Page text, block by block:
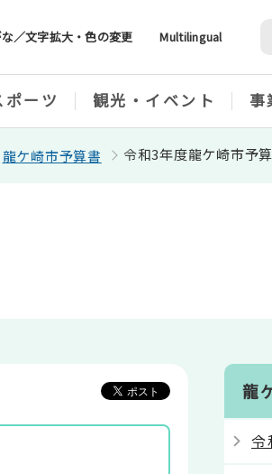
／文字拡大・色の変更 Multilingual
ーツ 観光・イベント 事
龍ケ崎市予算書 令和3年度龍ケ崎市予
龍
令